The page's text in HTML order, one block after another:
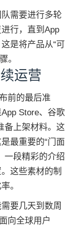
需要进行多轮
行，直到App
是将产品从“可
。
运营
前的最后准
Store、谷歌
备上架材料。这
最重要的“门面
一段精彩的介绍
这些素材的制
。
要几天到数周
向全球用户